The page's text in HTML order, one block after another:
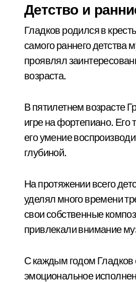
Детство и
Гладков родился в
самого раннего детства
проявлял
возраста.
В пятилетнем возрасте
игре на фортепиано. Его
его умение
глубиной.
На протяжении всего
уделял много времени
свои собственные
привлекали внимание
С каждым годом Гладков
эмоциональное